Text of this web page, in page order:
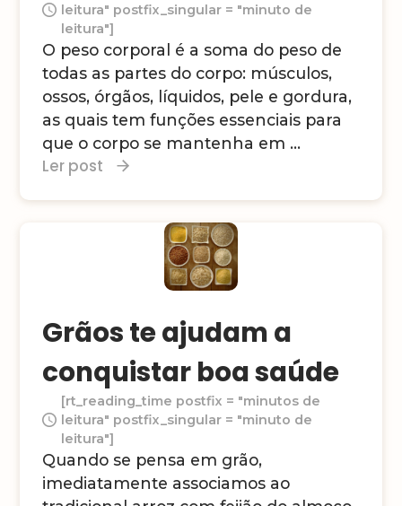
leitura" postfix_singular = "minuto de
leitura"]
O peso corporal é a soma do peso de
todas as partes do corpo: músculos,
ossos, órgãos, líquidos, pele e gordura,
as quais tem funções essenciais para
que o corpo se mantenha em ...
Ler post
Grãos te ajudam a
conquistar boa saúde
[rt_reading_time postfix = "minutos de
leitura" postfix_singular = "minuto de
leitura"]
Quando se pensa em grão,
imediatamente associamos ao